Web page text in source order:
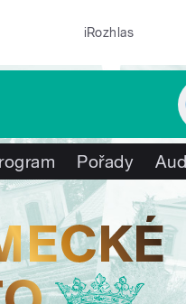
iRozhlas
Pořady